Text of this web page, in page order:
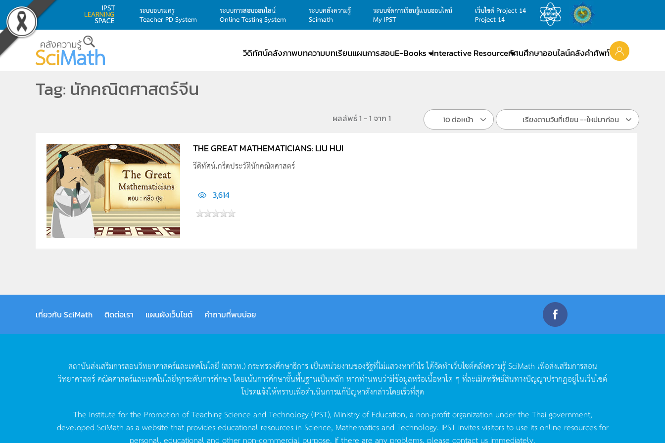
Skip to main content
ระบบอบรมครู
Teacher PD System
ระบบการสอบออนไลน์
Online Testing System
ระบบคลังความรู้
Scimath
ระบบจัดการเรียนรู้แบบออนไลน์
My IPST
เว็บไซต์ Project 14
Project 14
วีดิทัศน์คลังภาพบทความบทเรียนแผนการสอนE-Books Interactive Resourceทัศนศึกษาออนไลน์คลังคำศัพท์
Tag: นักคณิตศาสตร์จีน
ผลลัพธ์ 1 - 1 จาก 1 10 ต่อหน้า เรียงตามวันที่เขียน --ใหม่มาก่อน
THE GREAT MATHEMATICIANS: LIU HUI
วีดิทัศน์เกร็ดประวัตินักคณิตศาสตร์
3,614
เกี่ยวกับ SciMath ติดต่อเรา แผนผังเว็บไซต์ คำถามที่พบบ่อย
สถาบันส่งเสริมการสอนวิทยาศาสตร์และเทคโนโลยี (สสวท.) กระทรวงศึกษาธิการ เป็นหน่วยงานของรัฐที่ไม่แสวงหากำไรได้จัดทำเว็บไซต์คลังความรู้SciMath เพื่อส่งเสริมการสอน
วิทยาศาสตร์คณิตศาสตร์และเทคโนโลยีทุกระดับการศึกษา โดยเน้นการศึกษาขั้นพื้นฐานเป็นหลัก หากท่านพบว่ามีข้อมูลหรือเนื้อหาใด ๆ ที่ละเมิดทรัพย์สินทางปัญญาปรากฏอยู่ในเว็บไซต์
โปรดแจ้งให้ทราบเพื่อดำเนินการแก้ปัญหาดังกล่าวโดยเร็วที่สุด
The Institute for the Promotion of Teaching Science and Technology (IPST), Ministry of Education, a non-profit organization under the Thai government,
developed SciMath as a website that provides educational resources in Science, Mathematics and Technology. IPST invites visitors to use its online resources for
personal, educational and other non-commercial purpose. If there are any problems, please contact us immediately.